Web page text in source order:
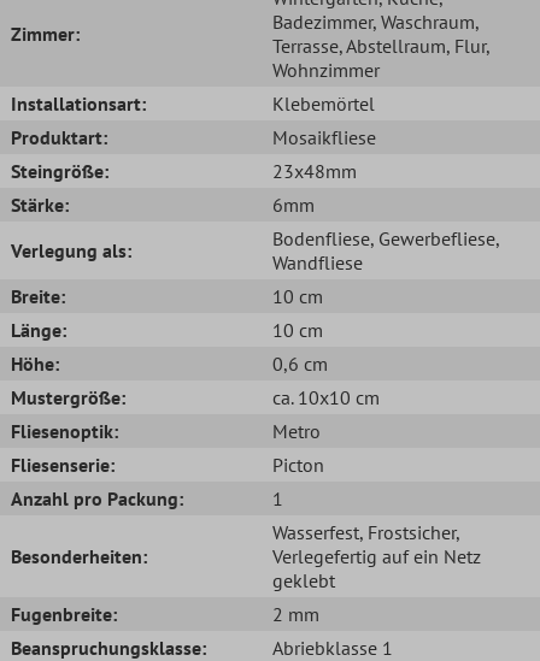
Zimmer:
Badezimmer, Waschraum,
Terrasse, Abstellraum, Flur,
Wohnzimmer
Installationsart:
Klebemörtel
Produktart:
Mosaikfliese
Steingröße:
23x48mm
Stärke:
6mm
Verlegung als:
Bodenfliese, Gewerbefliese,
Wandfliese
Breite:
10 cm
Länge:
10 cm
Höhe:
0,6 cm
Mustergröße:
ca. 10x10 cm
Fliesenoptik:
Metro
Fliesenserie:
Picton
Anzahl pro Packung:
1
Besonderheiten:
Wasserfest, Frostsicher,
Verlegefertig auf ein Netz
geklebt
Fugenbreite:
2 mm
Beanspruchungsklasse:
Abriebklasse 1